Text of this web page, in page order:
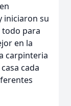
iniciaron su
todo para
en la
carpinteria
cada